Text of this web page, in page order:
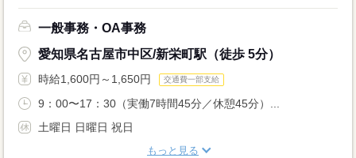
一般事務・OA事務
愛知県名古屋市中区/新栄町駅（徒歩 5分）
時給1,600円～1,650円 交通費一部支給
9：00〜17：30（実働7時間45分／休憩45分）...
土曜日 日曜日 祝日
もっと見る